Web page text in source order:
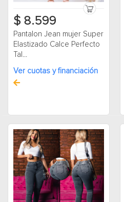
$ 8.599
Pantalon Jean mujer Super
Elastizado Calce Perfecto
Tal...
Ver cuotas y financiación